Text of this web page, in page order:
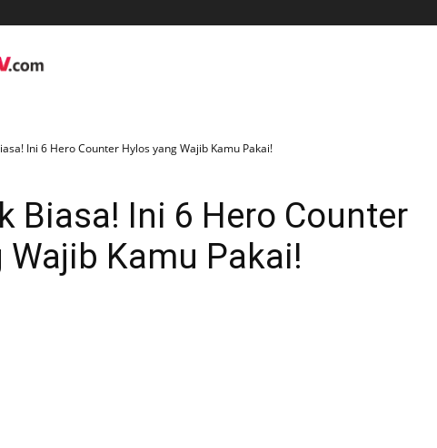
Ini 6 Hero Counter Hylos yang Wajib Kamu Pakai!
Biasa! Ini 6 Hero Counter
Wajib Kamu Pakai!